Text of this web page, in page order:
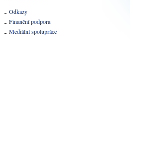
Odkazy
Finanční podpora
Mediální spolupráce